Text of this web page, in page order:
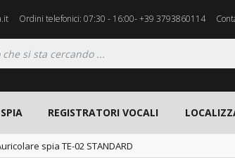
Ordini telefonici: 07:30 - 16:00- +39 3793860114
REGISTRATORI VOCALI
spia TE-02 STANDARD